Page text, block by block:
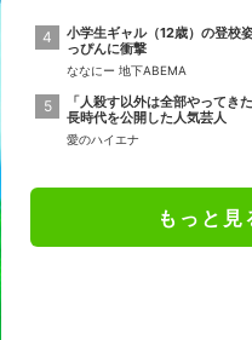
小学生ギャル（12歳）の登校
っぴんに衝撃
ななにー 地下ABEMA
「人殺す以外は全部やってき
長時代を公開した人気芸人
愛のハイエナ
もっと見